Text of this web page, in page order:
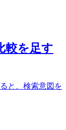
較を足す
と、検索意図を